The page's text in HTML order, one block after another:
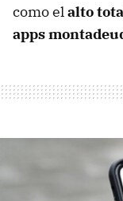
como elalto
apps